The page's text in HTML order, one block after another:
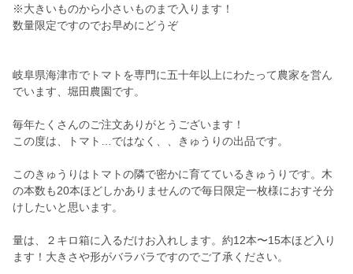
※大きいものから小さいものまで入ります！
数量限定ですのでお早めにどうぞ
岐阜県海津市でトマトを専門に五十年以上にわたって農家を営ん
でいます、堀田農園です。
毎年たくさんのご注文ありがとうございます！
この度は、トマト…ではなく、、きゅうりの出品です。
このきゅうりはトマトの隣で密かに育てているきゅうりです。木
の本数も20本ほどしかありませんので毎日限定一枚様におすそ分
けしたいと思います。
量は、２キロ箱に入るだけお入れします。約12本〜15本ほど入り
ます！大きさや形がバラバラですのでご了承ください。